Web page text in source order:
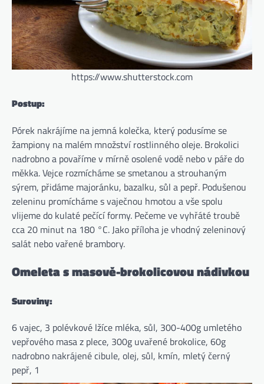
https://www.shutterstock.com
Postup:
Pórek nakrájíme na jemná kolečka, který podusíme se
žampiony na malém množství rostlinného oleje. Brokolici
nadrobno a povaříme v mírně osolené vodě nebo v páře do
měkka. Vejce rozmícháme se smetanou a strouhaným
sýrem, přidáme majoránku, bazalku, sůl a pepř. Podušenou
zeleninu promícháme s vaječnou hmotou a vše spolu
vlijeme do kulaté pečící formy. Pečeme ve vyhřáté troubě
cca 20 minut na 180 °C. Jako příloha je vhodný zeleninový
salát nebo vařené brambory.
Omeleta s masově-brokolicovou nádivkou
Suroviny:
6 vajec, 3 polévkové lžíce mléka, sůl, 300-400g umletého
vepřového masa z plece, 300g uvařené brokolice, 60g
nadrobno nakrájené cibule, olej, sůl, kmín, mletý černý
pepř, 1